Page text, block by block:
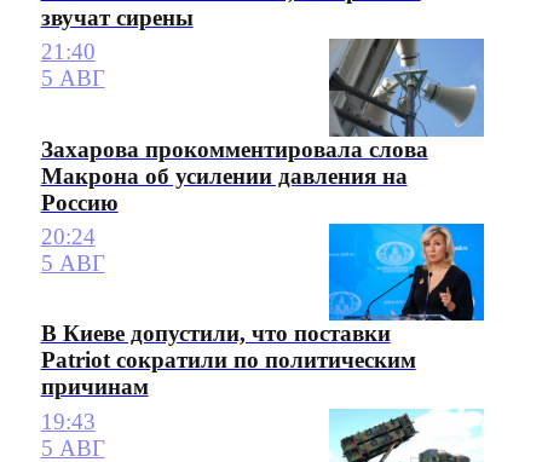
звучат сирены
21:40
5 АВГ
Захарова прокомментировала слова
Макрона об усилении давления на
Россию
20:24
5 АВГ
В Киеве допустили, что поставки
Patriot сократили по политическим
причинам
19:43
5 АВГ